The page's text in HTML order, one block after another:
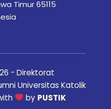
Timur 65115
- Direktorat
Universitas Katolik
by PUSTIK